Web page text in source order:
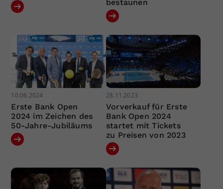
bestaunen
10.06.2024
Erste Bank Open
2024 im Zeichen des
50-Jahre-Jubiläums
28.11.2023
Vorverkauf für Erste
Bank Open 2024
startet mit Tickets
zu Preisen von 2023